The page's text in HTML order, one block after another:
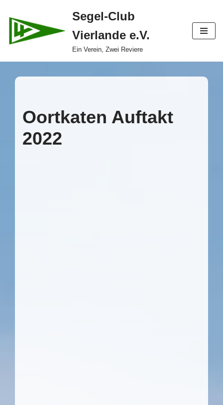
Zum
Inhalt
Segel-Club
Vierlande e.V.
Ein Verein, Zwei Reviere
Oortkaten Auftakt
2022